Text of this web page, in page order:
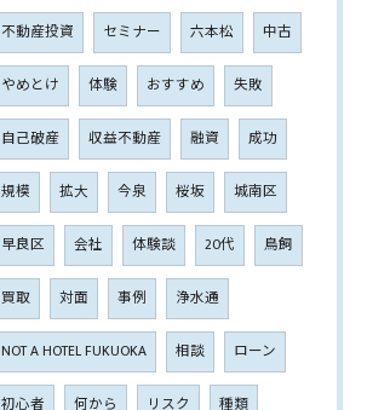
不動産投資 セミナー 六本松 中古
やめとけ 体験 おすすめ 失敗
自己破産 収益不動産 融資 成功
規模 拡大 今泉 桜坂 城南区
早良区 会社 体験談 20代 鳥飼
買取 対面 事例 浄水通
NOT A HOTEL FUKUOKA 相談 ローン
初心者 何から リスク 種類